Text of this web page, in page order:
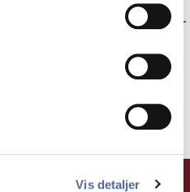
Vis detaljer
fuld master (2-6 år) eller
til at vejlede dig.
skræddersyede sin